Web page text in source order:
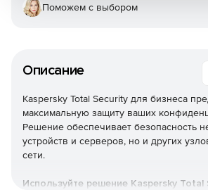
Описание
Kaspersky Total Security для бизнеса
максимальную защиту ваших
Решение обеспечивает безопасность
устройств и серверов, но и других
сети.
Используйте решение Kaspersky Total
Поможем с выбором